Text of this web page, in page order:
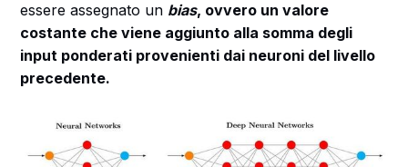
essere assegnato un bias, ovvero un valore
costante che viene aggiunto alla somma degli
input ponderati provenienti dai neuroni del livello
precedente.